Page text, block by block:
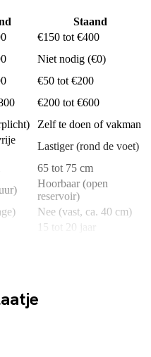
Staand
€150 tot €400
Niet nodig (€0)
€50 tot €200
€200 tot €600
Zelf te doen of vakman
Lastiger (rond de voet)
65 tot 75 cm
Hoorbaar (open
reservoir)
Nee (vast, ca. 40 cm)
15 tot 20 jaar